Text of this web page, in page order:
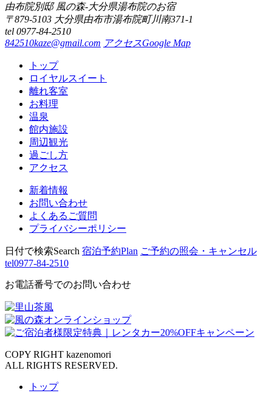
由布院別邸 風の森-大分県湯布院のお宿
〒879-5103 大分県由布市湯布院町川南371-1
tel 0977-84-2510
842510kaze@gmail.com アクセスGoogle Map
トップ
ロイヤルスイート
離れ客室
お料理
温泉
館内施設
周辺観光
過ごし方
アクセス
新着情報
お問い合わせ
よくあるご質問
プライバシーポリシー
日付で検索Search 宿泊予約Plan ご予約の照会・キャンセル
tel0977-84-2510
お電話番号でのお問い合わせ
COPY RIGHT kazenomori
ALL RIGHTS RESERVED.
トップ